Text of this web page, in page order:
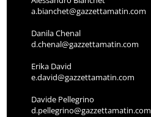
a.bianchet@gazzettamatin.com
Danila Chenal
d.chenal@gazzettamatin.com
Erika David
e.david@gazzettamatin.com
Davide Pellegrino
d.pellegrino@gazzettamatin.com